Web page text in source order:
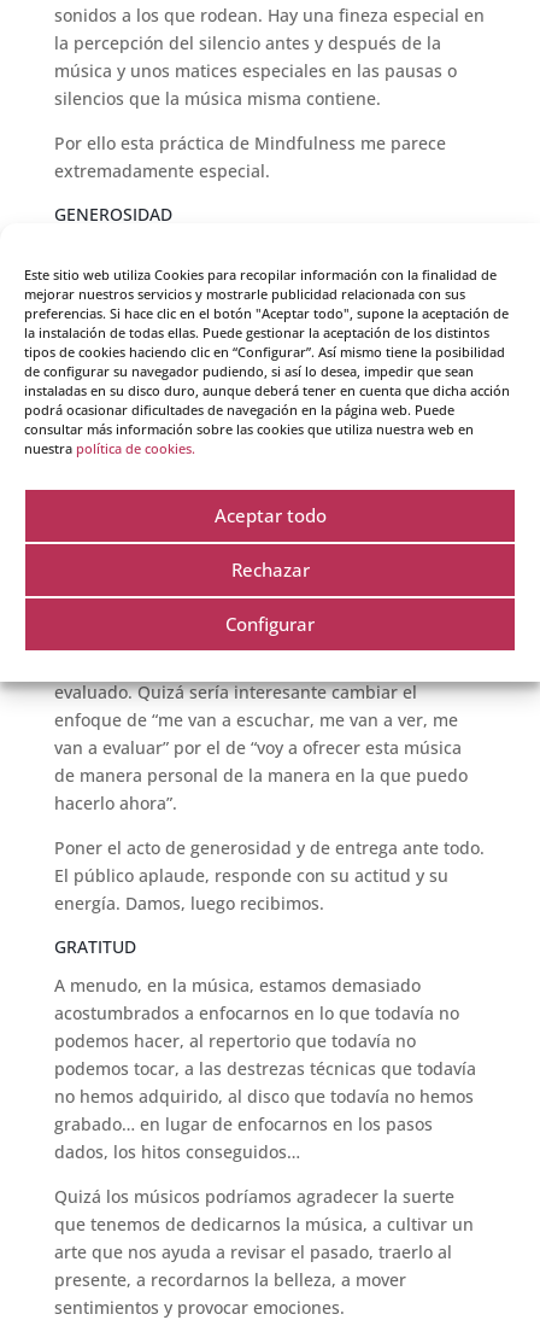
Este sitio web utiliza Cookies para recopilar información con la finalidad de
mejorar nuestros servicios y mostrarle publicidad relacionada con sus
preferencias. Si hace clic en el botón "Aceptar todo", supone la aceptación de
la instalación de todas ellas. Puede gestionar la aceptación de los distintos
tipos de cookies haciendo clic en “Configurar”. Así mismo tiene la posibilidad
de configurar su navegador pudiendo, si así lo desea, impedir que sean
instaladas en su disco duro, aunque deberá tener en cuenta que dicha acción
podrá ocasionar dificultades de navegación en la página web. Puede
consultar más información sobre las cookies que utiliza nuestra web en
nuestra política de cookies.
Aceptar todo
Rechazar
Configurar
sonidos a los que rodean. Hay una fineza especial en
la percepción del silencio antes y después de la
música y unos matices especiales en las pausas o
silencios que la música misma contiene.
Por ello esta práctica de Mindfulness me parece
extremadamente especial.
GENEROSIDAD
generosidad: horas de dedicación dan vida a una
composición que se ofrece al público durante unos
pocos minutos.
El músico en el escenario da, pero también recibe,
generándose una comunicación especial con el
oyente.
forma de sonido y presencia. El intérprete puede
sentir la energía de los oyentes de una manera muy
clara, y en el concierto, se produce un intercambio
muy especial entre el escenario y el público.
A menudo, en el mundo de la música existe ese
evaluado. Quizá sería interesante cambiar el
enfoque de “me van a escuchar, me van a ver, me
van a evaluar” por el de “voy a ofrecer esta música
de manera personal de la manera en la que puedo
hacerlo ahora”.
Poner el acto de generosidad y de entrega ante todo.
El público aplaude, responde con su actitud y su
energía. Damos, luego recibimos.
GRATITUD
A menudo, en la música, estamos demasiado
acostumbrados a enfocarnos en lo que todavía no
podemos hacer, al repertorio que todavía no
podemos tocar, a las destrezas técnicas que todavía
no hemos adquirido, al disco que todavía no hemos
grabado… en lugar de enfocarnos en los pasos
dados, los hitos conseguidos…
Quizá los músicos podríamos agradecer la suerte
que tenemos de dedicarnos la música, a cultivar un
arte que nos ayuda a revisar el pasado, traerlo al
presente, a recordarnos la belleza, a mover
sentimientos y provocar emociones.